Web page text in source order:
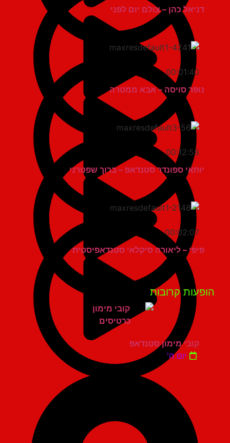
דניאל כהן – צולם יום לפני
00:01:40
נופר סויסה – אבא ממטרה
00:12:58
יוחאי ספונדר סטנדאפ – ברוך שפטרני
00:02:07
פיפי – ליאורה סיקלאי סטנדאפיסטית
קרובות
קובי מימון סטנדאפ
יום ה'